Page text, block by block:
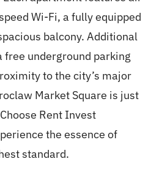
Wi-Fi, a fully equipped
balcony. Additional
free underground parking
to the city’s major
Market Square is just
Rent Invest
the essence of
standard.